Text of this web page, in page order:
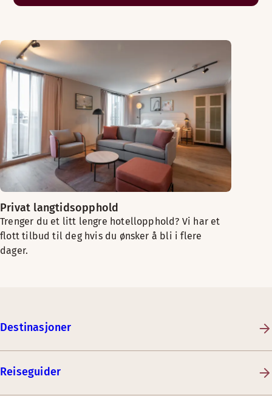
Privat langtidsopphold
Trenger du et litt lengre hotellopphold? Vi har et
flott tilbud til deg hvis du ønsker å bli i flere
dager.
Destinasjoner
Reiseguider